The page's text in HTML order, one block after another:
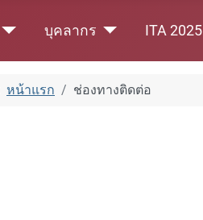
บุคลากร ITA 2025
หน้าแรก ช่องทางติดต่อ